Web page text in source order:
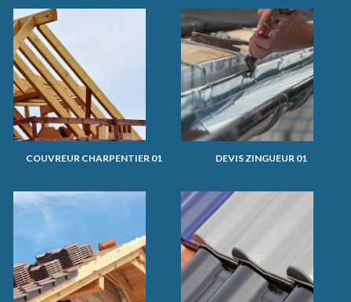
COUVREUR CHARPENTIER 01 DEVIS ZINGUEUR 01